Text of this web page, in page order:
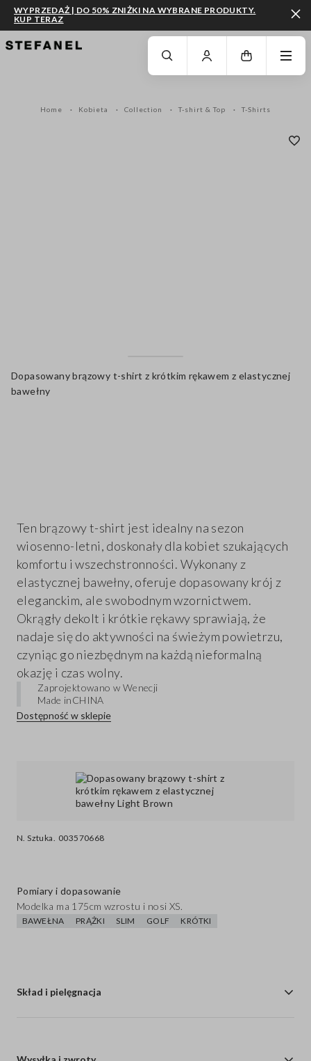
PRZEJDŹ DO GŁÓWNEJ TREŚCI PRZEWIŃ NA DÓŁ STRONY
WYPRZEDAŻ | DO 50% ZNIŻKI NA WYBRANE PRODUKTY.
KUP TERAZ
Home Kobieta Collection T-shirt & Top T-Shirts
Dopasowany brązowy t-shirt z krótkim rękawem z elastycznej
bawełny
N. Sztuka. 003570668
Ten brązowy t-shirt jest idealny na sezon
wiosenno-letni, doskonały dla kobiet szukających
komfortu i wszechstronności. Wykonany z
elastycznej bawełny, oferuje dopasowany krój z
eleganckim, ale swobodnym wzornictwem.
Okrągły dekolt i krótkie rękawy sprawiają, że
nadaje się do aktywności na świeżym powietrzu,
czyniąc go niezbędnym na każdą nieformalną
okazję i czas wolny.
Zaprojektowano w Wenecji
Made inCHINA
Dostępność w sklepie
Pomiary i dopasowanie
Modelka ma 175cm wzrostu i nosi XS.
BAWEŁNA PRĄŻKI SLIM GOLF KRÓTKI
Skład i pielęgnacja